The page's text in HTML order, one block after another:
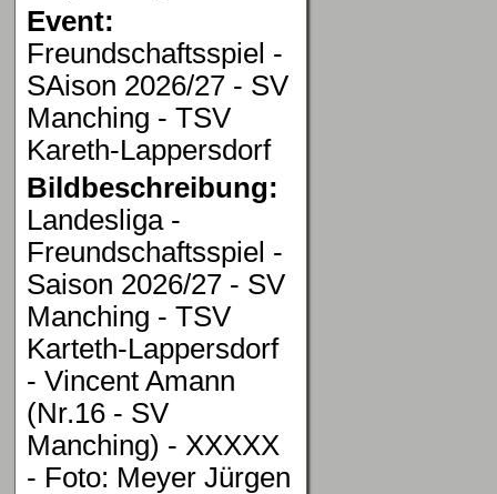
Event:
Freundschaftsspiel -
SAison 2026/27 - SV
Manching - TSV
Kareth-Lappersdorf
Bildbeschreibung:
Landesliga -
Freundschaftsspiel -
Saison 2026/27 - SV
Manching - TSV
Karteth-Lappersdorf
- Vincent Amann
(Nr.16 - SV
Manching) - XXXXX
- Foto: Meyer Jürgen